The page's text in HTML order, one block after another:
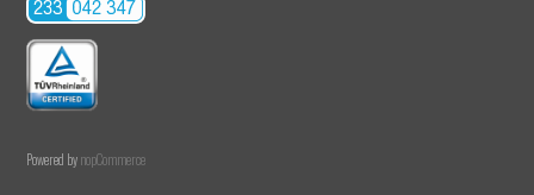
Powered bynopCommerce